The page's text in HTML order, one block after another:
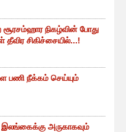
நிகழ்வின் போது
தீவிர சிகிச்சையில்...!
பணி நீக்கம் செய்யும்
இலங்கைக்கு அருகாகவும்